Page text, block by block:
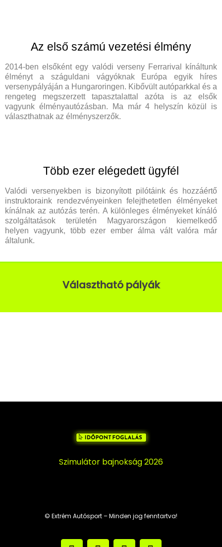
Az első számú vezetési élmény
2014-ben elsőként egy valódi verseny Ferrarival kínáltunk
élményt a száguldani vágyóknak Európa egyik híres
versenypályáján a Hungaroringen. Kibővült autóparkkal és a
rengeteg megszerzett tapasztalattal azóta is az elsők
vagyunk élményautózásban. Ma már 4 helyszín közül is
választhatnak az élményszerzők.
Több ezer elégedett ügyfél
Valódi versenyekben is bizonyított pilótáink és hozzáértő
instruktoraink rendezvényeinken felejthetetlen élményeket
kínálnak az autózás terén. A különleges élményeket kínáló
szolgáltatások területén Magyarországon kiemelkedő
helyen vagyunk, több ezer ember álma vált valóra már
általunk.
Választható pályák
Szimulátor bajnokság 2026
© Extrém Autósport – Minden jog fenntartva!